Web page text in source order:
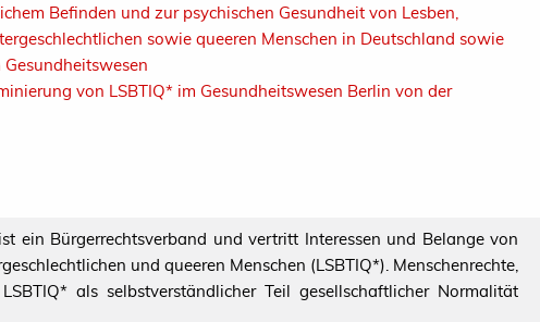
Befinden und zur psychischen Gesundheit von Lesben,
sowie queeren Menschen in Deutschland sowie
von LSBTIQ* im Gesundheitswesen Berlin von der
ein Bürgerrechtsverband und vertritt Interessen und Belange von
und queeren Menschen (LSBTIQ*). Menschenrechte,
als selbstverständlicher Teil gesellschaftlicher Normalität